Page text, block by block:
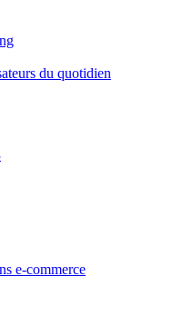
du quotidien
e-commerce